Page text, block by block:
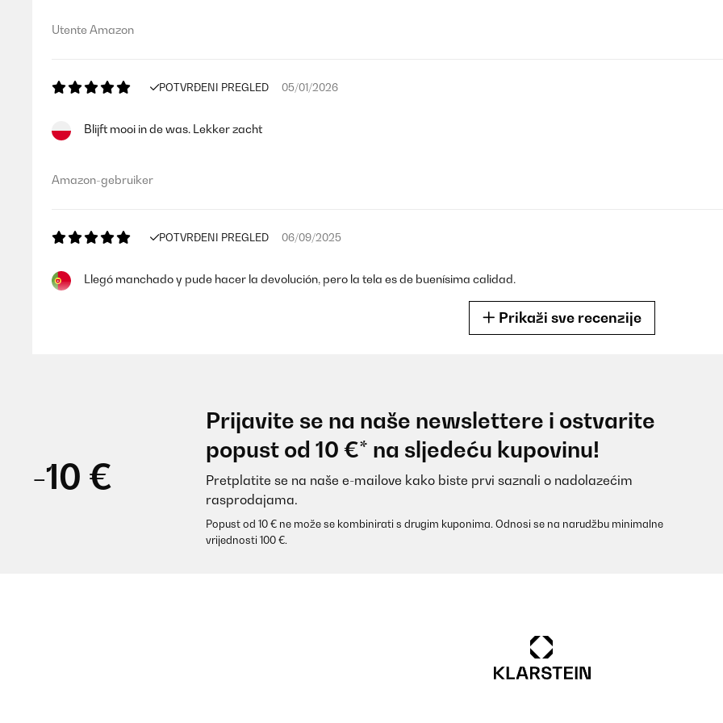
Utente Amazon
POTVRĐENI PREGLED 05/01/2026
Blijft mooi in de was. Lekker zacht
Amazon-gebruiker
POTVRĐENI PREGLED 06/09/2025
Llegó manchado y pude hacer la devolución, pero la tela es de buenísima calidad.
Super qualité, légère et douce
Utilisateur d'Amazon
POTVRĐENI PREGLED 10/07/2025
Prikaži sve recenzije
-10 €
Prijavite se na naše newslettere i ostvarite
popust od 10 €* na sljedeću kupovinu!
Pretplatite se na naše e-mailove kako biste prvi saznali o nadolazećim
rasprodajama.
Popust od 10 € ne može se kombinirati s drugim kuponima. Odnosi se na narudžbu minimalne
vrijednosti 100 €.